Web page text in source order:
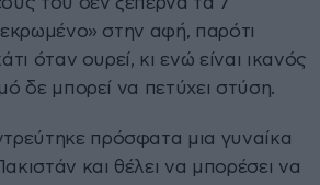
στην αφή, παρότι
όταν ουρεί, κι ενώ είναι ικανός
δε μπορεί να πετύχει στύση.
πρόσφατα μια γυναίκα
και θέλει να μπορέσει να